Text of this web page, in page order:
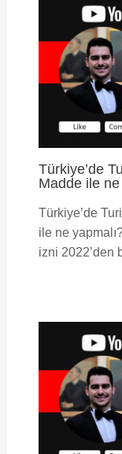
Türkiye’de
Madde ile ne
Türkiye’de
ile ne
izni 2022’den